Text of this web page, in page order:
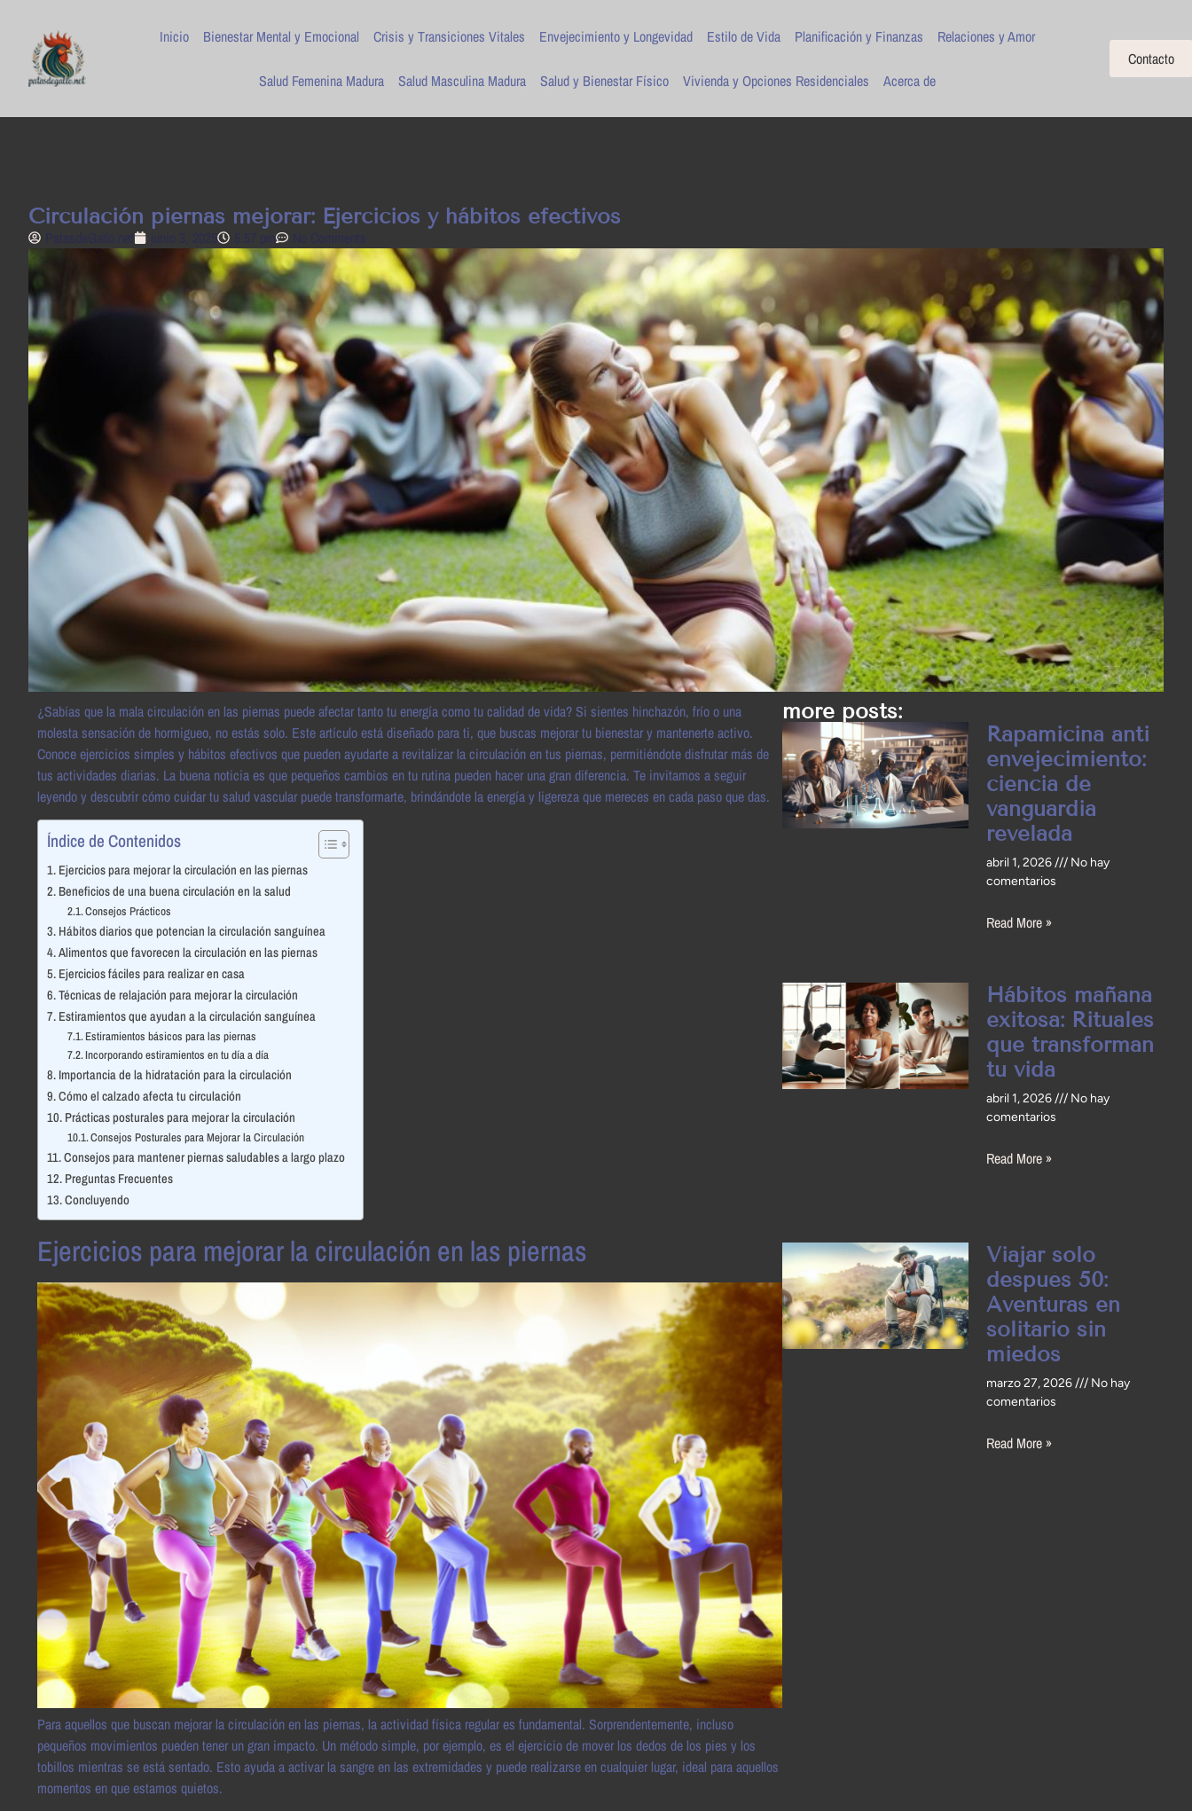
Inicio Bienestar Mental y Emocional Crisis y Transiciones Vitales Envejecimiento y Longevidad Estilo de Vida Planificación y Finanzas Relaciones y Amor
Salud Femenina Madura Salud Masculina Madura Salud y Bienestar Físico Vivienda y Opciones Residenciales Acerca de
Contacto
Circulación piernas mejorar: Ejercicios y hábitos efectivos
PatasdeGallo .net junio 3, 2025 5:57 pm No Comments
¿Sabías que la mala circulación en las piernas puede afectar tanto tu energía como tu calidad de vida? Si sientes hinchazón, frío o una
molesta sensación de hormigueo, no estás solo. Este artículo está diseñado para ti, que buscas mejorar tu bienestar y mantenerte activo.
Conoce ejercicios simples y hábitos efectivos que pueden ayudarte a revitalizar la circulación en tus piernas, permitiéndote disfrutar más de
tus actividades diarias. La buena noticia es que pequeños cambios en tu rutina pueden hacer una gran diferencia. Te invitamos a seguir
leyendo y descubrir cómo cuidar tu salud vascular puede transformarte, brindándote la energía y ligereza que mereces en cada paso que das.
Índice de Contenidos
Ejercicios para mejorar la circulación en las piernas
Beneficios de una buena circulación en la salud
Consejos Prácticos
Hábitos diarios que potencian la circulación sanguínea
Alimentos que favorecen la circulación en las piernas
Ejercicios fáciles para realizar en casa
Técnicas de relajación para mejorar la circulación
Estiramientos que ayudan a la circulación sanguínea
Estiramientos básicos para las piernas
Incorporando estiramientos en tu día a día
Importancia de la hidratación para la circulación
Cómo el calzado afecta tu circulación
Prácticas posturales para mejorar la circulación
Consejos Posturales para Mejorar la Circulación
Consejos para mantener piernas saludables a largo plazo
Preguntas Frecuentes
Concluyendo
Ejercicios para mejorar la circulación en las piernas
Para aquellos que buscan mejorar la circulación en las piernas, la actividad física regular es fundamental. Sorprendentemente, incluso
pequeños movimientos pueden tener un gran impacto. Un método simple, por ejemplo, es el ejercicio de mover los dedos de los pies y los
tobillos mientras se está sentado. Esto ayuda a activar la sangre en las extremidades y puede realizarse en cualquier lugar, ideal para aquellos
momentos en que estamos quietos.
more posts:
Rapamicina anti
envejecimiento:
ciencia de
vanguardia
revelada
abril 1, 2026
No hay
comentarios
Read More »
Hábitos mañana
exitosa: Rituales
que transforman
tu vida
abril 1, 2026
No hay
comentarios
Read More »
Viajar solo
después 50:
Aventuras en
solitario sin
miedos
marzo 27, 2026
No hay
comentarios
Read More »